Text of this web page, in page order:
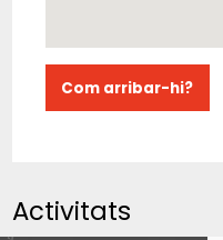
Com arribar-hi?
Activitats